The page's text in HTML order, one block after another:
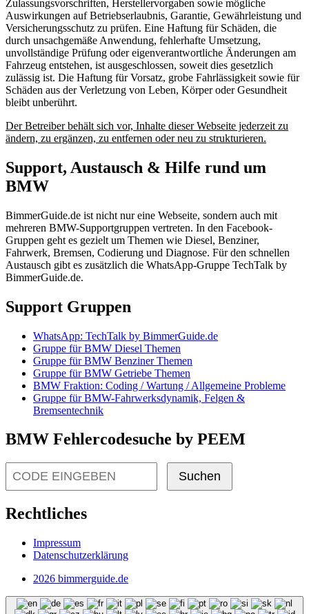
Zulassungsvorschriften, Herstellervorgaben sowie mögliche
Auswirkungen auf Betriebserlaubnis, Garantie, Gewährleistung und
Versicherungsschutz zu prüfen. Eine Haftung für Schäden, die
durch unsachgemäße Anwendung, fehlerhafte Umsetzung,
unvollständige Prüfung oder eigenverantwortliche Änderungen am
Fahrzeug entstehen, ist ausgeschlossen, soweit dies gesetzlich
zulässig ist. Die Haftung für Vorsatz, grobe Fahrlässigkeit sowie für
Schäden aus der Verletzung von Leben, Körper oder Gesundheit
bleibt unberührt.
Der Betreiber behält sich vor, Inhalte dieser Webseite jederzeit zu
ändern, zu ergänzen, zu entfernen oder neu zu strukturieren.
Support, Austausch & Hilfe rund um
BMW
BimmerGuide.de ist nicht nur eine Webseite, sondern auch mit
mehreren BMW-Supportgruppen vertreten. In den Facebook-
Gruppen geht es gezielt um Themen wie Diesel, Benziner,
Fahrwerk, Bremsen, Codierung und Diagnose. Für den schnellen
Austausch gibt es zusätzlich die WhatsApp-Gruppe TechTalk by
BimmerGuide.de.
Support Gruppen
WhatsApp: TechTalk by BimmerGuide.de
Gruppe für BMW Diesel Themen
Gruppe für BMW Benziner Themen
Gruppe für BMW Getriebe Themen
BMW Fraktion: Coding / Wartung / Allgemeine Probleme
Gruppe für BMW-Fahrwerksdynamik, Felgen &
Bremsentechnik
BMW Fehlercodesuche by PEEM
Suchen
Rechtliches
Impressum
Datenschutzerklärung
2026 bimmerguide.de